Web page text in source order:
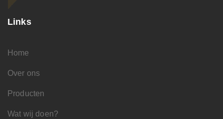
Links
Home
Over ons
Producten
Wat wij doen?